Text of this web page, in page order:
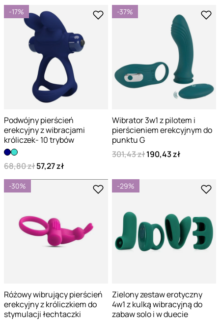
-17%
Podwójny pierścień
erekcyjny z wibracjami
króliczek- 10 trybów
68,80 zł57,27 zł
-37%
Wibrator 3w1 z pilotem i
pierścieniem erekcyjnym do
punktu G
301,43 zł190,43 zł
-30%
Różowy wibrujący pierścień
erekcyjny z króliczkiem do
stymulacji łechtaczki
-29%
Zielony zestaw erotyczny
4w1 z kulką wibracyjną do
zabaw solo i w duecie